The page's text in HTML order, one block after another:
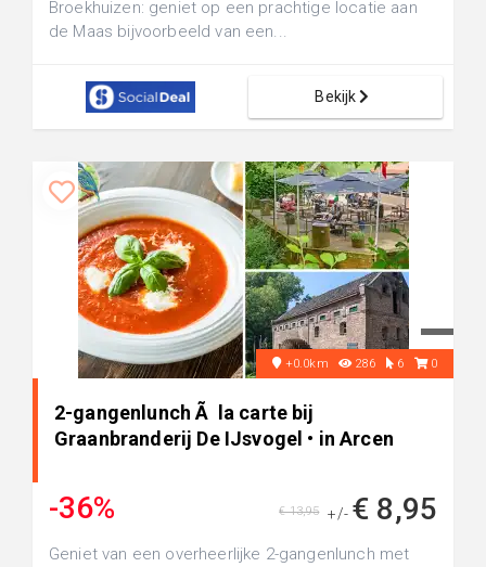
Broekhuizen: geniet op een prachtige locatie aan
de Maas bijvoorbeeld van een...
Bekijk
+0.0km 286 6 0
2-gangenlunch Ã la carte bij
Graanbranderij De IJsvogel • in Arcen
-36% +/- € 8,95
€ 13,95
Geniet van een overheerlijke 2-gangenlunch met